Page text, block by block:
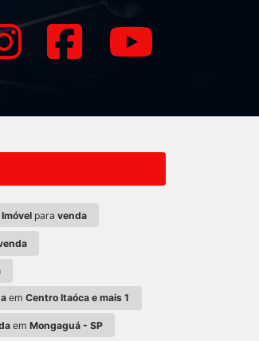
Imóvel paravenda
emCentro Itaóca e mais 1
em Mongaguá - SP